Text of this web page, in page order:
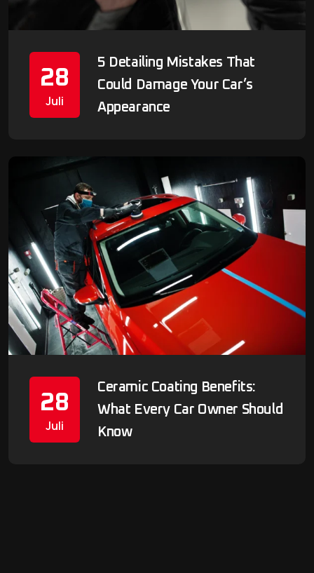
28
Juli
5 Detailing Mistakes That
Could Damage Your Car’s
Appearance
28
Juli
Ceramic Coating Benefits:
What Every Car Owner Should
Know